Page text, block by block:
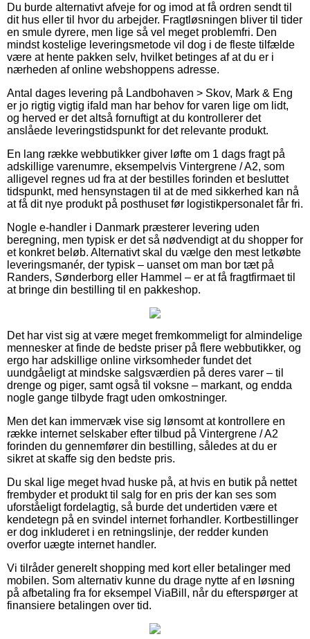
Du burde alternativt afveje for og imod at få ordren sendt til
dit hus eller til hvor du arbejder. Fragtløsningen bliver til tider
en smule dyrere, men lige så vel meget problemfri. Den
mindst kostelige leveringsmetode vil dog i de fleste tilfælde
være at hente pakken selv, hvilket betinges af at du er i
nærheden af online webshoppens adresse.
Antal dages levering på Landbohaven > Skov, Mark & Eng
er jo rigtig vigtig ifald man har behov for varen lige om lidt,
og herved er det altså fornuftigt at du kontrollerer det
anslåede leveringstidspunkt for det relevante produkt.
En lang række webbutikker giver løfte om 1 dags fragt på
adskillige varenumre, eksempelvis Vintergrene / A2, som
alligevel regnes ud fra at der bestilles forinden et besluttet
tidspunkt, med hensynstagen til at de med sikkerhed kan nå
at få dit nye produkt på posthuset før logistikpersonalet får fri.
Nogle e-handler i Danmark præsterer levering uden
beregning, men typisk er det så nødvendigt at du shopper for
et konkret beløb. Alternativt skal du vælge den mest letkøbte
leveringsmanér, der typisk – uanset om man bor tæt på
Randers, Sønderborg eller Hammel – er at få fragtfirmaet til
at bringe din bestilling til en pakkeshop.
Det har vist sig at være meget fremkommeligt for almindelige
mennesker at finde de bedste priser på flere webbutikker, og
ergo har adskillige online virksomheder fundet det
uundgåeligt at mindske salgsværdien på deres varer – til
drenge og piger, samt også til voksne – markant, og endda
nogle gange tilbyde fragt uden omkostninger.
Men det kan immervæk vise sig lønsomt at kontrollere en
række internet selskaber efter tilbud på Vintergrene / A2
forinden du gennemfører din bestilling, således at du er
sikret at skaffe sig den bedste pris.
Du skal lige meget hvad huske på, at hvis en butik på nettet
frembyder et produkt til salg for en pris der kan ses som
uforståeligt fordelagtig, så burde det undertiden være et
kendetegn på en svindel internet forhandler. Kortbestillinger
er dog inkluderet i en retningslinje, der redder kunden
overfor uægte internet handler.
Vi tilråder generelt shopping med kort eller betalinger med
mobilen. Som alternativ kunne du drage nytte af en løsning
på afbetaling fra for eksempel ViaBill, når du efterspørger at
finansiere betalingen over tid.